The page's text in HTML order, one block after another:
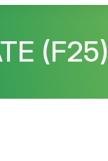
(F25)